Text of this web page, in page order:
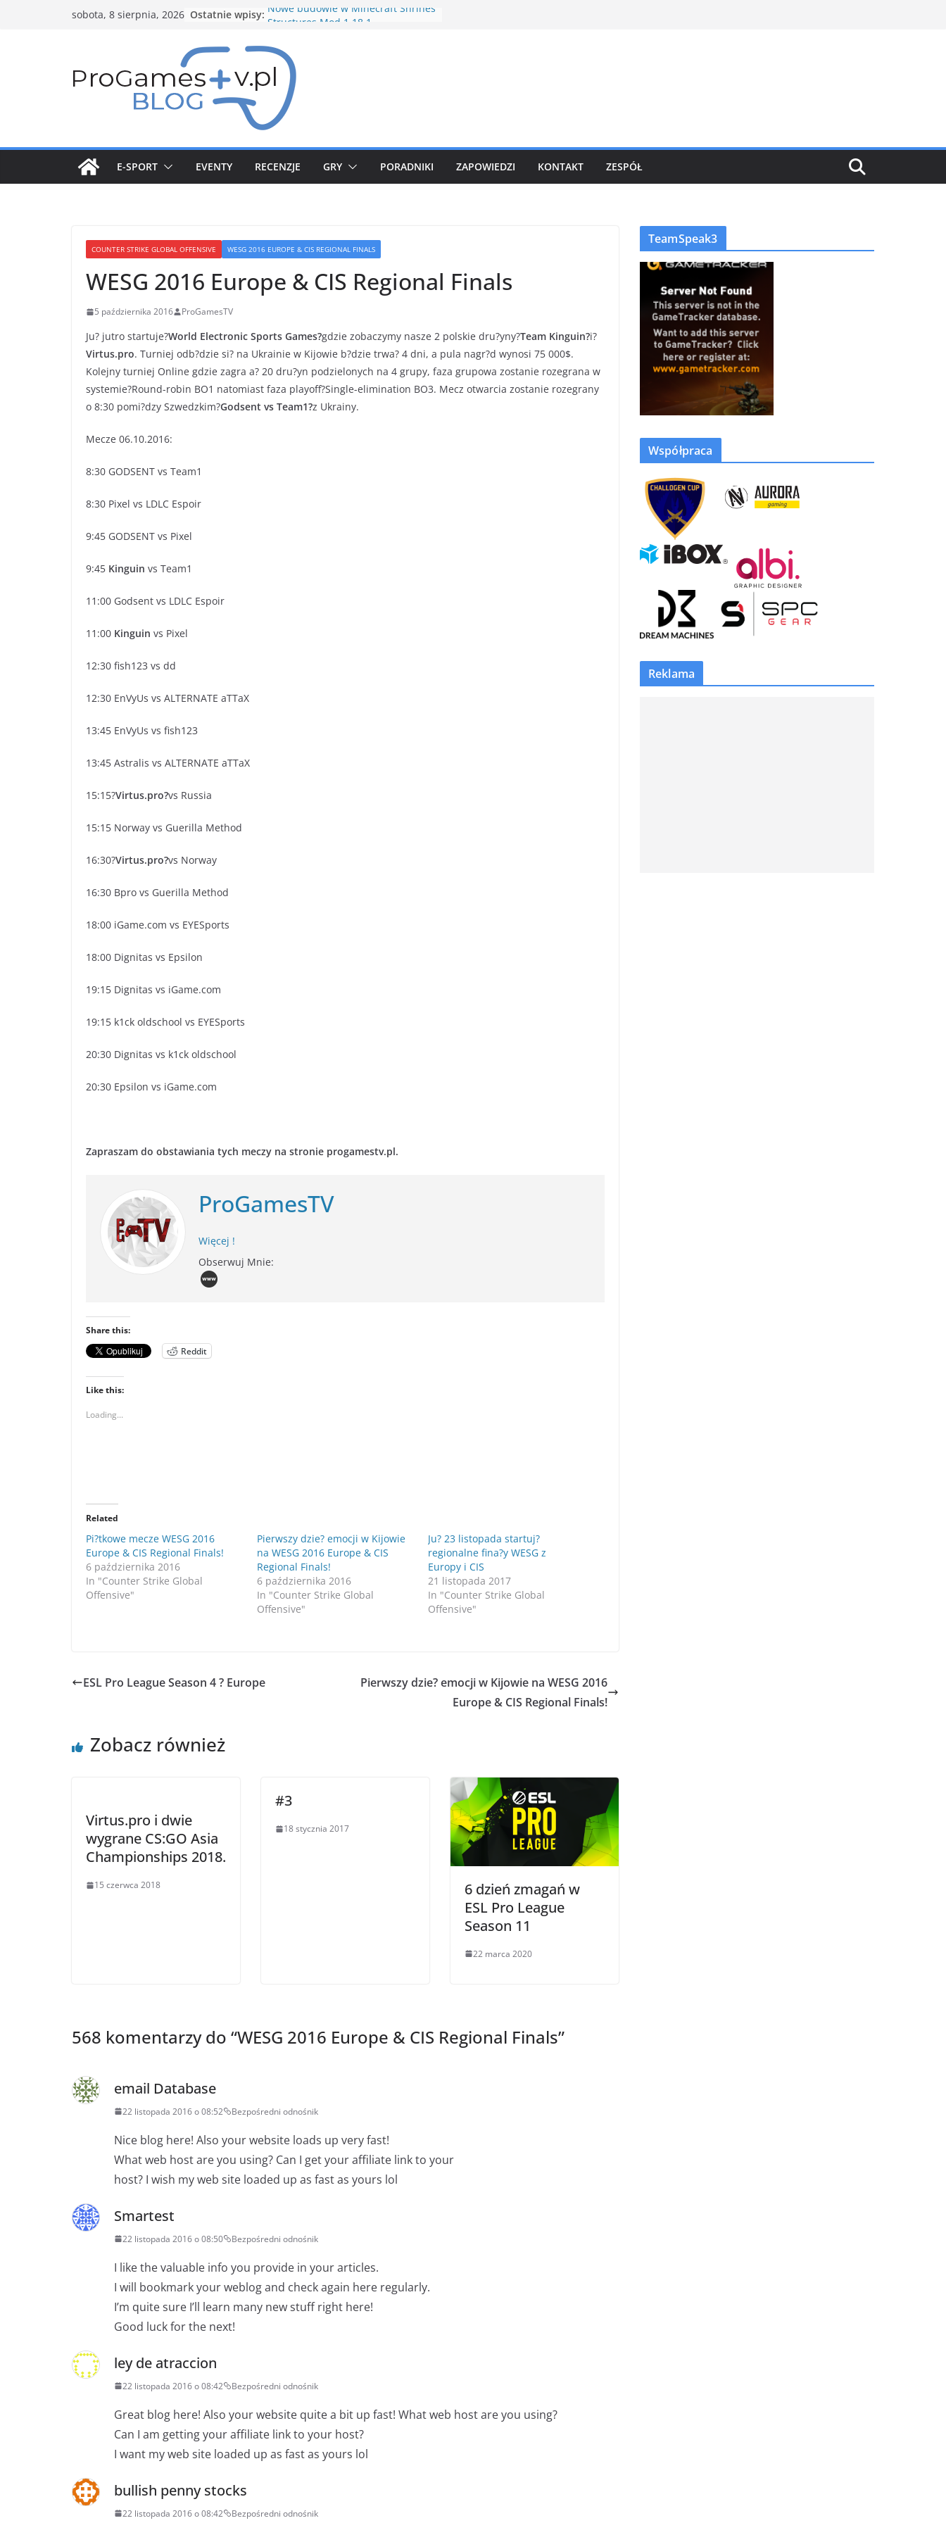
sobota, 8 sierpnia, 2026 Ostatnie wpisy: Nowe budowle w Minecraft Shrines
5 gwiazdkowych raidach
Styczniowe Community Days w
Pokemon GO
Nowy Pikachu V Box już
zapowiedziany
Spotlight Hour Plusle
E-SPORT EVENTY RECENZJE GRY PORADNIKI ZAPOWIEDZI KONTAKT ZESPÓŁ
COUNTER STRIKE GLOBAL OFFENSIVE WESG 2016 EUROPE & CIS REGIONAL FINALS
WESG 2016 Europe & CIS Regional Finals
5 października 2016 ProGamesTV
Ju? jutro startuje?World Electronic Sports Games?gdzie zobaczymy nasze 2 polskie dru?yny?Team Kinguin?i?
Virtus.pro. Turniej odb?dzie si? na Ukrainie w Kijowie b?dzie trwa? 4 dni, a pula nagr?d wynosi 75 000$.
Kolejny turniej Online gdzie zagra a? 20 dru?yn podzielonych na 4 grupy, faza grupowa zostanie rozegrana w
systemie?Round-robin BO1 natomiast faza playoff?Single-elimination BO3. Mecz otwarcia zostanie rozegrany
o 8:30 pomi?dzy Szwedzkim?Godsent vs Team1?z Ukrainy.
Mecze 06.10.2016:
8:30 GODSENT vs Team1
8:30 Pixel vs LDLC Espoir
9:45 GODSENT vs Pixel
9:45 Kinguin vs Team1
11:00 Godsent vs LDLC Espoir
11:00 Kinguin vs Pixel
12:30 fish123 vs dd
12:30 EnVyUs vs ALTERNATE aTTaX
13:45 EnVyUs vs fish123
13:45 Astralis vs ALTERNATE aTTaX
15:15?Virtus.pro?vs Russia
15:15 Norway vs Guerilla Method
16:30?Virtus.pro?vs Norway
16:30 Bpro vs Guerilla Method
18:00 iGame.com vs EYESports
18:00 Dignitas vs Epsilon
19:15 Dignitas vs iGame.com
19:15 k1ck oldschool vs EYESports
20:30 Dignitas vs k1ck oldschool
20:30 Epsilon vs iGame.com
Zapraszam do obstawiania tych meczy na stronie progamestv.pl.
ProGamesTV
Więcej !
Obserwuj Mnie:
Share this:
Reddit
Like this:
Loading...
Related
Pi?tkowe mecze WESG 2016
Europe & CIS Regional Finals!
6 października 2016
In "Counter Strike Global
Offensive"
Pierwszy dzie? emocji w Kijowie
na WESG 2016 Europe & CIS
Regional Finals!
6 października 2016
In "Counter Strike Global
Offensive"
Ju? 23 listopada startuj?
regionalne fina?y WESG z
Europy i CIS
21 listopada 2017
In "Counter Strike Global
Offensive"
ESL Pro League Season 4 ? Europe
Pierwszy dzie? emocji w Kijowie na WESG 2016
Europe & CIS Regional Finals!
Zobacz również
Virtus.pro i dwie
wygrane CS:GO Asia
Championships 2018.
15 czerwca 2018
#3
18 stycznia 2017
6 dzień zmagań w
ESL Pro League
Season 11
22 marca 2020
568 komentarzy do “WESG 2016 Europe & CIS Regional Finals”
email Database
22 listopada 2016 o 08:52 Bezpośredni odnośnik
Nice blog here! Also your website loads up very fast!
What web host are you using? Can I get your affiliate link to your
host? I wish my web site loaded up as fast as yours lol
Smartest
22 listopada 2016 o 08:50 Bezpośredni odnośnik
I like the valuable info you provide in your articles.
I will bookmark your weblog and check again here regularly.
I’m quite sure I’ll learn many new stuff right here!
Good luck for the next!
ley de atraccion
22 listopada 2016 o 08:42 Bezpośredni odnośnik
Great blog here! Also your website quite a bit up fast! What web host are you using?
Can I am getting your affiliate link to your host?
I want my web site loaded up as fast as yours lol
bullish penny stocks
22 listopada 2016 o 08:42 Bezpośredni odnośnik
TeamSpeak3
Współpraca
Reklama